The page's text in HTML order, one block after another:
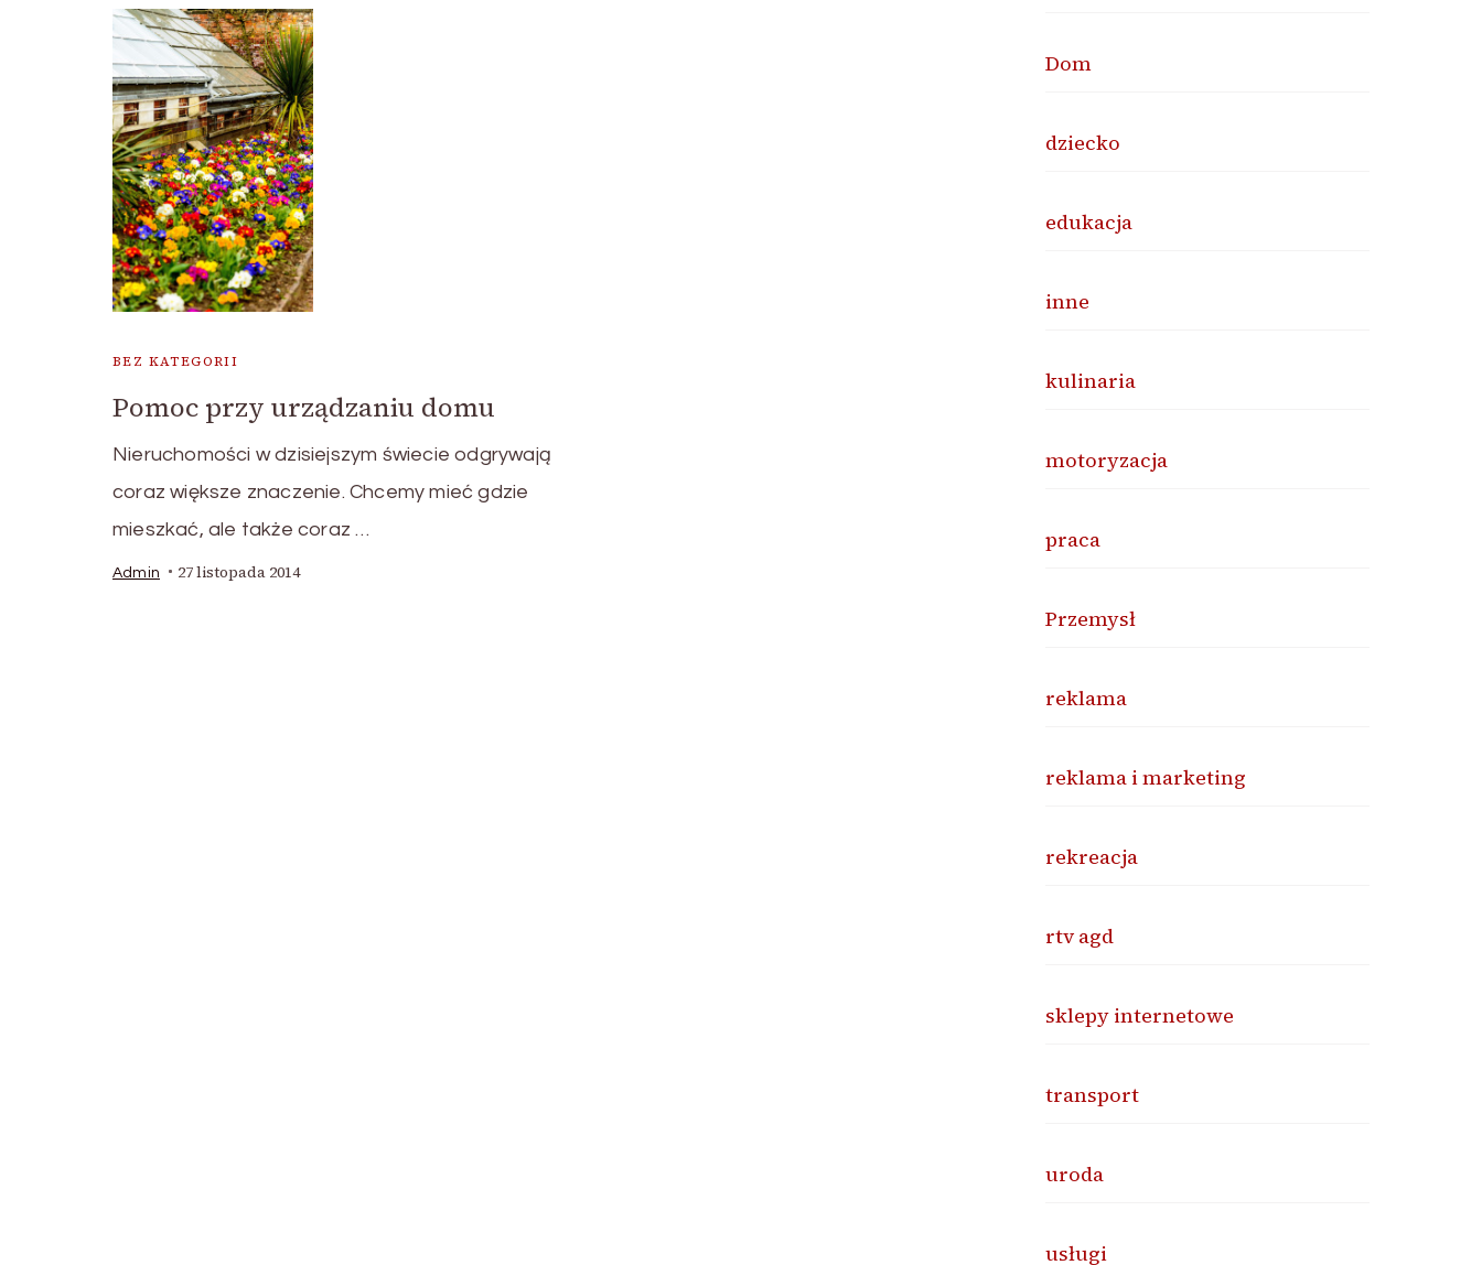
BEZ KATEGORII
Pomoc przy urządzaniu domu
Nieruchomości w dzisiejszym świecie odgrywają
coraz większe znaczenie. Chcemy mieć gdzie
mieszkać, ale także coraz …
Admin 27 listopada 2014
Dom
dziecko
edukacja
inne
kulinaria
motoryzacja
praca
Przemysł
reklama
reklama i marketing
rekreacja
rtv agd
sklepy internetowe
transport
uroda
usługi